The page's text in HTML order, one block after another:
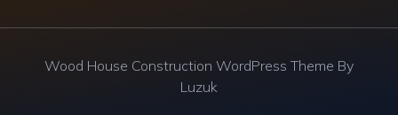
Wood House Construction WordPress Theme By
Luzuk